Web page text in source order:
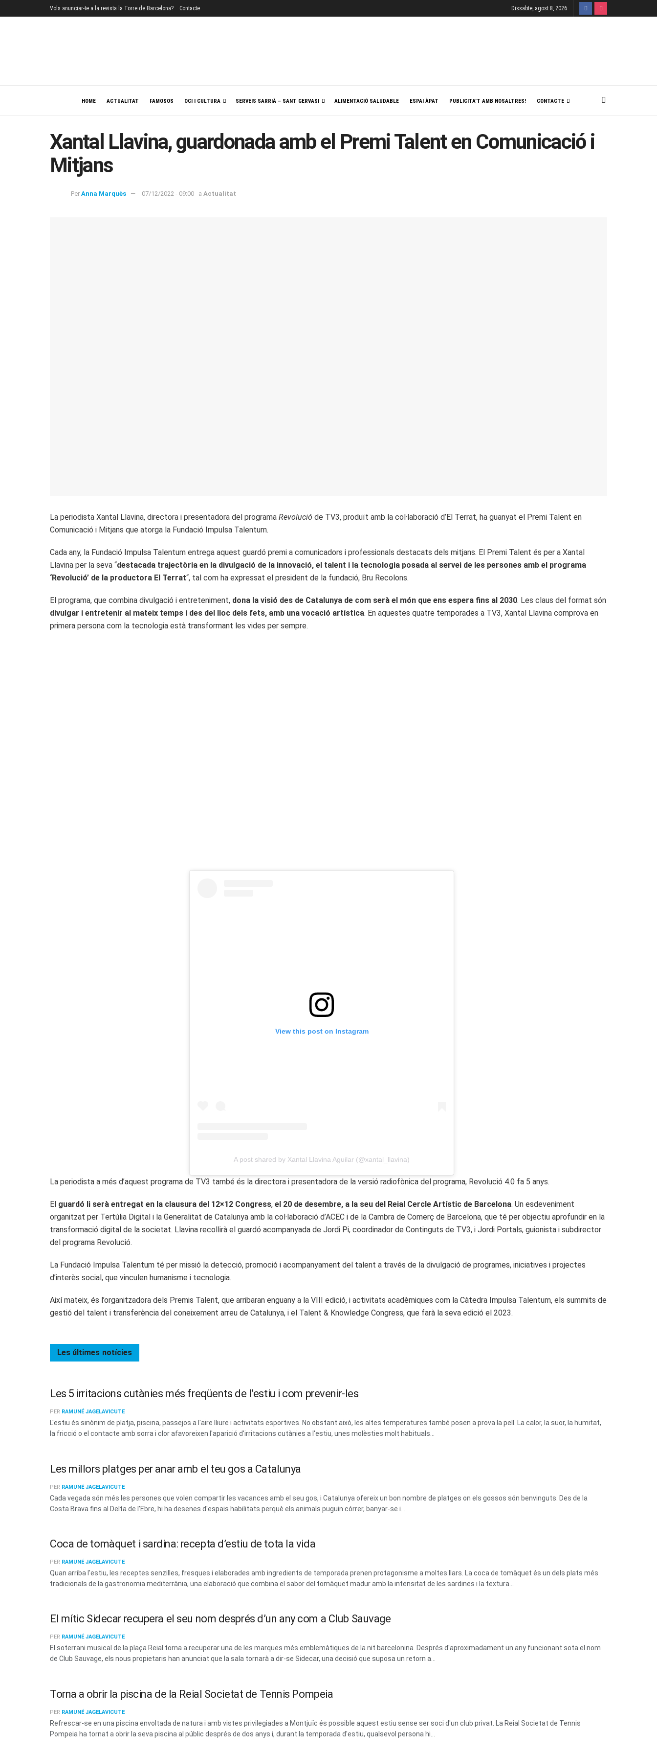
Vols anunciar-te a la revista la Torre de Barcelona? Contacte Dissabte, agost 8, 2026
HOME ACTUALITAT FAMOSOS OCI I CULTURA SERVEIS SARRIÀ – SANT GERVASI ALIMENTACIÓ SALUDABLE ESPAI ÀPAT PUBLICITA’T AMB NOSALTRES! CONTACTE
Xantal Llavina, guardonada amb el Premi Talent en Comunicació i
Mitjans
Per Anna Marquès 07/12/2022 - 09:00 a Actualitat
La periodista Xantal Llavina, directora i presentadora del programa Revolució de TV3, produït amb la col·laboració d’El Terrat, ha guanyat el Premi Talent en
Comunicació i Mitjans que atorga la Fundació Impulsa Talentum.
Cada any, la Fundació Impulsa Talentum entrega aquest guardó premi a comunicadors i professionals destacats dels mitjans. El Premi Talent és per a Xantal
Llavina per la seva “destacada trajectòria en la divulgació de la innovació, el talent i la tecnologia posada al servei de les persones amb el programa
‘Revolució’ de la productora El Terrat“, tal com ha expressat el president de la fundació, Bru Recolons.
El programa, que combina divulgació i entreteniment, dona la visió des de Catalunya de com serà el món que ens espera fins al 2030. Les claus del format són
divulgar i entretenir al mateix temps i des del lloc dels fets, amb una vocació artística. En aquestes quatre temporades a TV3, Xantal Llavina comprova en
primera persona com la tecnologia està transformant les vides per sempre.
View this post on Instagram
A post shared by Xantal Llavina Aguilar (@xantal_llavina)
La periodista a més d’aquest programa de TV3 també és la directora i presentadora de la versió radiofònica del programa, Revolució 4.0 fa 5 anys.
El guardó li serà entregat en la clausura del 12×12 Congress, el 20 de desembre, a la seu del Reial Cercle Artístic de Barcelona. Un esdeveniment
organitzat per Tertúlia Digital i la Generalitat de Catalunya amb la col·laboració d’ACEC i de la Cambra de Comerç de Barcelona, que té per objectiu aprofundir en la
transformació digital de la societat. Llavina recollirà el guardó acompanyada de Jordi Pi, coordinador de Continguts de TV3, i Jordi Portals, guionista i subdirector
del programa Revolució.
La Fundació Impulsa Talentum té per missió la detecció, promoció i acompanyament del talent a través de la divulgació de programes, iniciatives i projectes
d’interès social, que vinculen humanisme i tecnologia.
Així mateix, és l’organitzadora dels Premis Talent, que arribaran enguany a la VIII edició, i activitats acadèmiques com la Càtedra Impulsa Talentum, els summits de
gestió del talent i transferència del coneixement arreu de Catalunya, i el Talent & Knowledge Congress, que farà la seva edició el 2023.
Les últimes notícies
Les 5 irritacions cutànies més freqüents de l’estiu i com prevenir-les
PER RAMUNÉ JAGELAVICUTE
L'estiu és sinònim de platja, piscina, passejos a l'aire lliure i activitats esportives. No obstant això, les altes temperatures també posen a prova la pell. La calor, la suor, la humitat,
la fricció o el contacte amb sorra i clor afavoreixen l'aparició d'irritacions cutànies a l'estiu, unes molèsties molt habituals...
Les millors platges per anar amb el teu gos a Catalunya
PER RAMUNÉ JAGELAVICUTE
Cada vegada són més les persones que volen compartir les vacances amb el seu gos, i Catalunya ofereix un bon nombre de platges on els gossos són benvinguts. Des de la
Costa Brava fins al Delta de l'Ebre, hi ha desenes d'espais habilitats perquè els animals puguin córrer, banyar-se i...
Coca de tomàquet i sardina: recepta d’estiu de tota la vida
PER RAMUNÉ JAGELAVICUTE
Quan arriba l'estiu, les receptes senzilles, fresques i elaborades amb ingredients de temporada prenen protagonisme a moltes llars. La coca de tomàquet és un dels plats més
tradicionals de la gastronomia mediterrània, una elaboració que combina el sabor del tomàquet madur amb la intensitat de les sardines i la textura...
El mític Sidecar recupera el seu nom després d’un any com a Club Sauvage
PER RAMUNÉ JAGELAVICUTE
El soterrani musical de la plaça Reial torna a recuperar una de les marques més emblemàtiques de la nit barcelonina. Després d'aproximadament un any funcionant sota el nom
de Club Sauvage, els nous propietaris han anunciat que la sala tornarà a dir-se Sidecar, una decisió que suposa un retorn a...
Torna a obrir la piscina de la Reial Societat de Tennis Pompeia
PER RAMUNÉ JAGELAVICUTE
Refrescar-se en una piscina envoltada de natura i amb vistes privilegiades a Montjuïc és possible aquest estiu sense ser soci d'un club privat. La Reial Societat de Tennis
Pompeia ha tornat a obrir la seva piscina al públic després de dos anys i, durant la temporada d'estiu, qualsevol persona hi...